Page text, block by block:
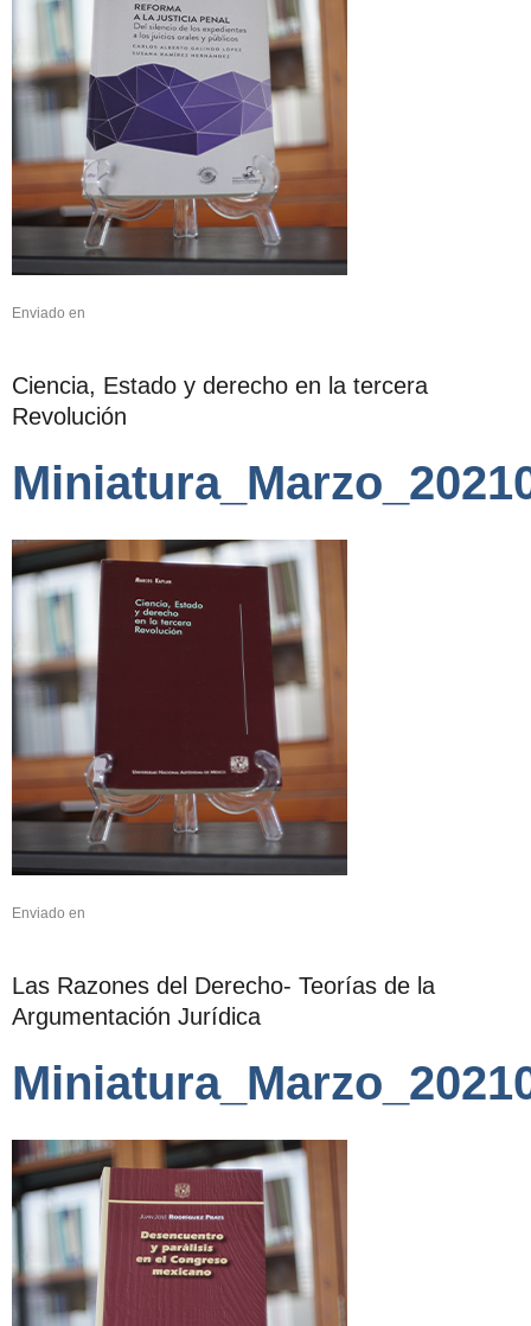
Enviado en
Ciencia, Estado y derecho en la tercera
Revolución
Enviado en
Las Razones del Derecho- Teorías de la
Argumentación Jurídica